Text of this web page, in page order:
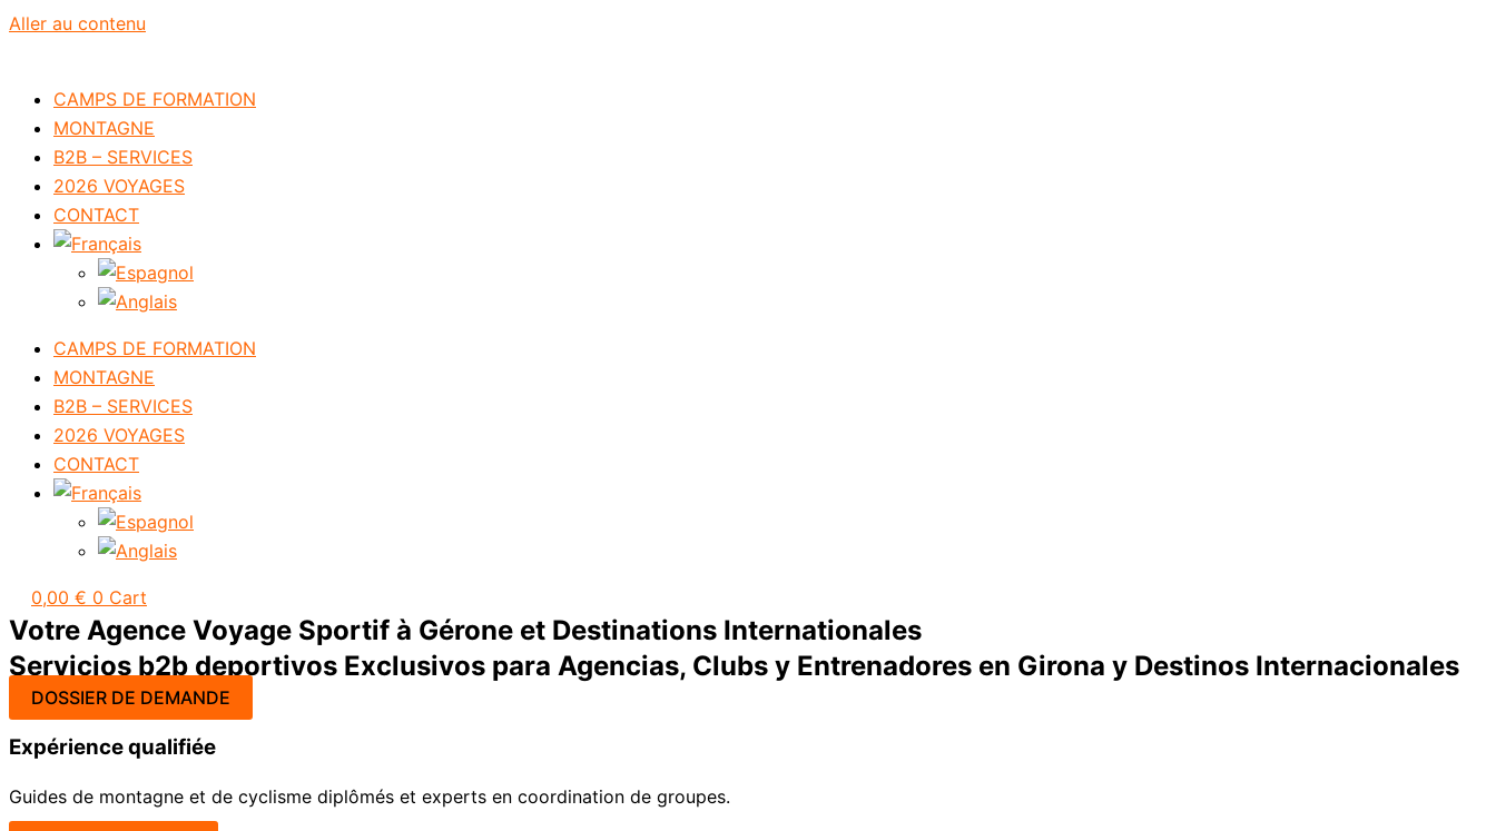
Aller au contenu
CAMPS DE FORMATION
MONTAGNE
B2B – SERVICES
2026 VOYAGES
CONTACT
CAMPS DE FORMATION
MONTAGNE
B2B – SERVICES
2026 VOYAGES
CONTACT
0,00 € 0 Cart
Votre Agence Voyage Sportif à Gérone et Destinations Internationales
Servicios b2b deportivos Exclusivos para Agencias, Clubs y Entrenadores en Girona y Destinos Internacionales
DOSSIER DE DEMANDE
Expérience qualifiée
Guides de montagne et de cyclisme diplômés et experts en coordination de groupes.